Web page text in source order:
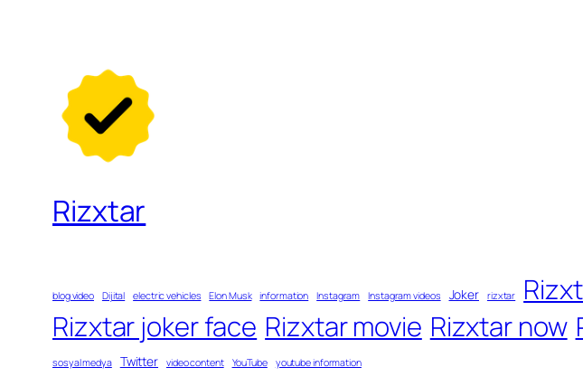
Rizxtar
blog video Dijital electric vehicles Elon Musk information Instagram Instagram videos Joker rizxtar
Rizxtar joker face Rizxtar movie Rizxtar now
sosyal medya Twitter video content YouTube youtube information